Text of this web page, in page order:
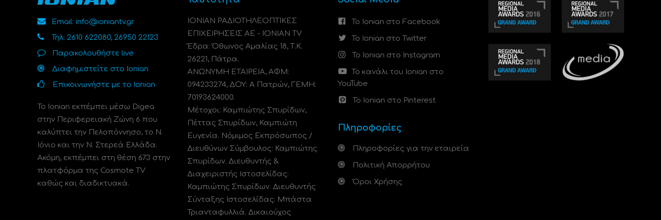
Email: info@ioniantv.gr
Τηλ: 2610 622080, 26950 22123
Παρακολουθήστε live
Διαφημιστείτε στο Ionian
Επικοινωνήστε με το Ionian
Το Ionian εκπέμπει μέσω Digea
στην Περιφερειακή Ζώνη 6 που
καλύπτει την Πελοπόννησο, το N.
Ιόνιο και την Ν. Στερεά Ελλάδα.
Ακόμη, εκπέμπει στη θέση 673 στην
πλατφόρμα της Cosmote TV
καθώς και διαδικτυακά.
ΙΟΝΙΑΝ ΡΑΔΙΟΤΗΛΕΟΠΤΙΚΕΣ
ΕΠΙΧΕΙΡΗΣΕΙΣ ΑΕ - IONIAN TV
Έδρα: Όθωνος Αμαλίας 18, Τ.Κ.
26221, Πάτρα.
ΑΝΩΝΥΜΗ ΕΤΑΙΡΕΙΑ, ΑΦΜ:
094233274, ΔΟΥ: A Πατρών, ΓΕΜΗ:
70193624000.
Μέτοχοι: Καμπιώτης Σπυρίδων,
Πέττας Σπυρίδων, Καμπιώτη
Ευγενία. Νόμιμος Εκπρόσωπος /
Διευθύνων Σύμβουλος: Καμπιώτης
Σπυρίδων. Διευθυντής &
Διαχειριστής Ιστοσελίδας:
Καμπιώτης Σπυρίδων. Διευθυντής
Σύνταξης Ιστοσελίδας: Μπάστα
Τριανταφυλλιά. Δικαιούχος
Το Ionian στο Facebook
Το Ionian στο Twitter
Το Ionian στο Instagram
Το κανάλι του Ionian στο
YouTube
Το Ionian στο Pinterest
Πληροφορίες
Πληροφορίες για την εταιρεία
Πολιτική Απορρήτου
Όροι Χρήσης